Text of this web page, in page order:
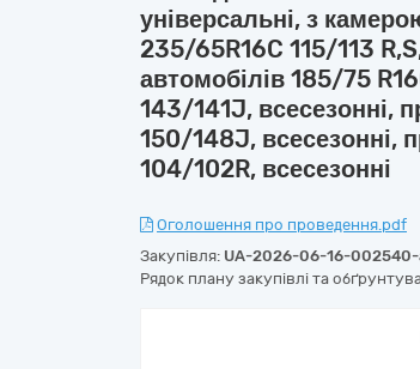
універсальні, з
235/65R16C 115/113
автомобілів 185/75
143/141J, всесезонні,
150/148J, всесезонні,
104/102R, всесезонні
Оголошення про проведення.pdf
Закупівля: UA-2026-06-16-002540-
Рядок плану закупівлі та